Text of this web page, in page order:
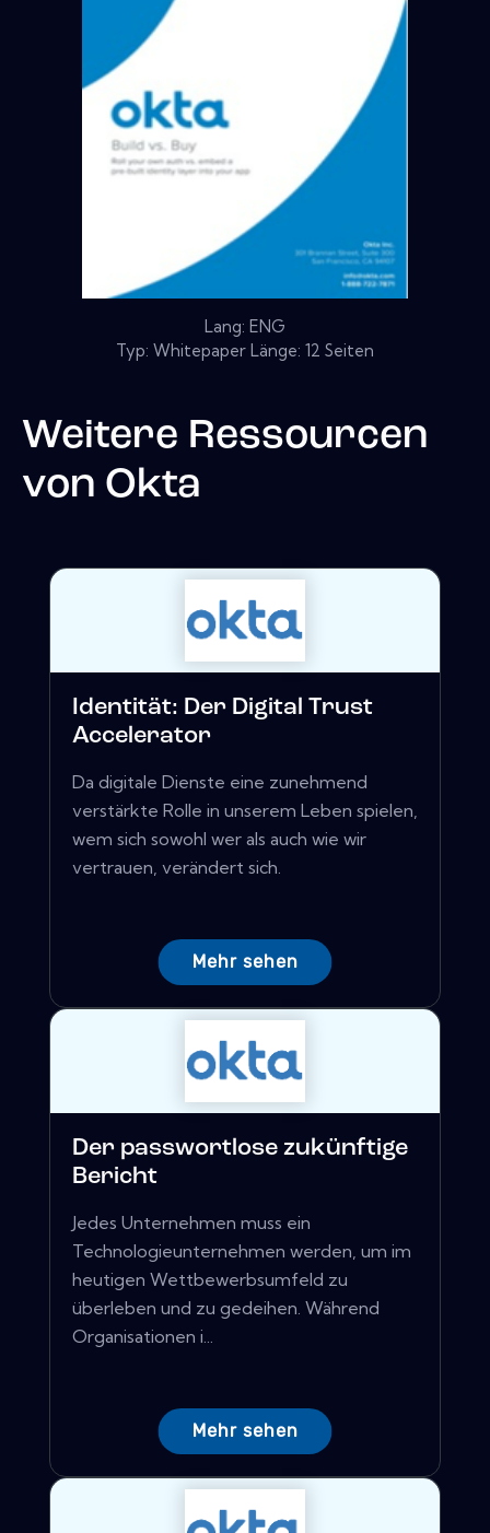
Lang: ENG
Typ: Whitepaper Länge: 12 Seiten
Weitere Ressourcen
von Okta
Identität: Der Digital Trust
Accelerator
Da digitale Dienste eine zunehmend
verstärkte Rolle in unserem Leben spielen,
wem sich sowohl wer als auch wie wir
vertrauen, verändert sich.
Mehr sehen
Der passwortlose zukünftige
Bericht
Jedes Unternehmen muss ein
Technologieunternehmen werden, um im
heutigen Wettbewerbsumfeld zu
überleben und zu gedeihen. Während
Organisationen i...
Mehr sehen